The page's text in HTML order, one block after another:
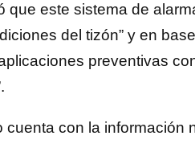
este sistema de
del tizón” y en
preventivas
con la información